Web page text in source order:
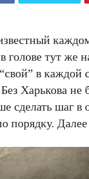
тут же
в каждой
Харькова
сделать шаг в
порядку.